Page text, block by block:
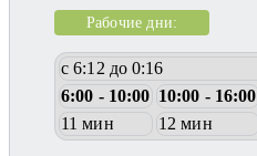
Рабочие дни:
с 6:12 до 0:16
6:00 - 10:00 10:00 - 16:00
11 мин
12 мин